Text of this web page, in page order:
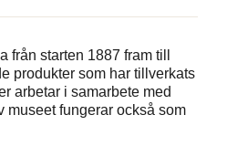
starten 1887 fram till
produkter som har tillverkats
arbetar i samarbete med
museet fungerar också som